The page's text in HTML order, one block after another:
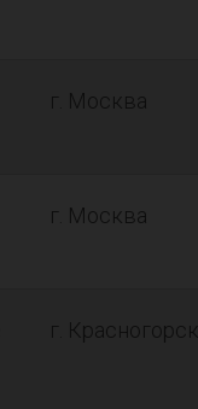
г. Москва
г. Москва
г. Красногорск